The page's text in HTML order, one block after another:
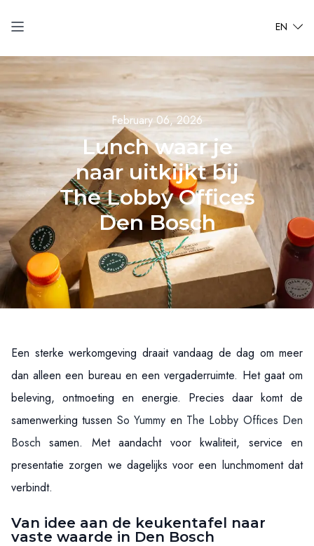
EN
February 06, 2026
Lunch waar je
naar uitkijkt bij
The Lobby Offices
Den Bosch
Een sterke werkomgeving draait vandaag de dag om meer
dan alleen een bureau en een vergaderruimte. Het gaat om
beleving, ontmoeting en energie. Precies daar komt de
samenwerking tussen So Yummy en The Lobby Offices Den
Bosch samen. Met aandacht voor kwaliteit, service en
presentatie zorgen we dagelijks voor een lunchmoment dat
verbindt.
Van idee aan de keukentafel naar
vaste waarde in Den Bosch